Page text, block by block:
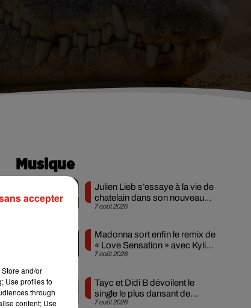
Musique
7 août 2026
Julien Lieb s’essaye à la vie de
chatelain dans son nouveau
clip
7 août 2026
Madonna sort enfin le remix de
« Love Sensation » avec Kylie
Minogue
7 août 2026
Tayc et Didi B dévoilent le
single le plus dansant de
l’année
and/or
Use profiles to
through
content; Use
accepter